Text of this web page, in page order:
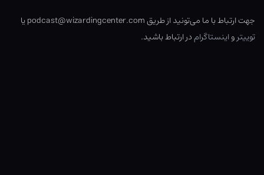
جهت ارتباط با ما می‌تونید از طریق podcast@wizardingcenter.com یا
توییترواینستاگرامدر ارتباط باشید.